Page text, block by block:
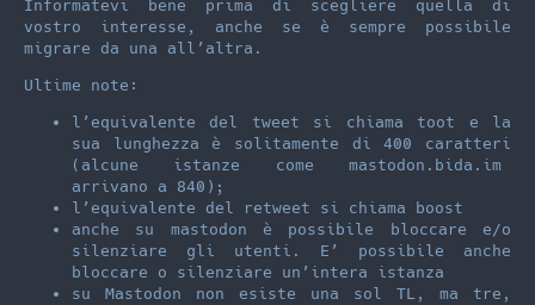
Informatevi bene prima di scegliere quella di
vostro interesse, anche se è sempre possibile
migrare da una all’altra.
Ultime note:
l’equivalente del tweet si chiama toot e la
sua lunghezza è solitamente di 400 caratteri
(alcune istanze come mastodon.bida.im
arrivano a 840);
l’equivalente del retweet si chiama boost
anche su mastodon è possibile bloccare e/o
silenziare gli utenti. E’ possibile anche
bloccare o silenziare un’intera istanza
su Mastodon non esiste una sol TL, ma tre,